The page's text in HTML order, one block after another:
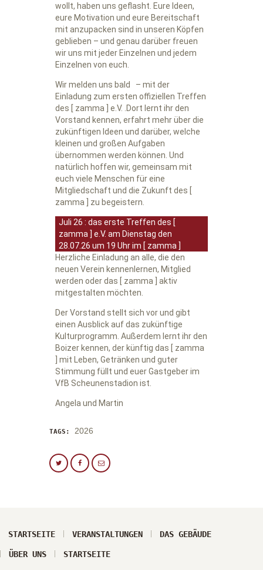
wollt, haben uns geflasht. Eure Ideen,
eure Motivation und eure Bereitschaft
mit anzupacken sind in unseren Köpfen
geblieben – und genau darüber freuen
wir uns mit jeder Einzelnen und jedem
Einzelnen von euch.
Wir melden uns bald – mit der
Einladung zum ersten offiziellen Treffen
des [ zamma ] e.V. .Dort lernt ihr den
Vorstand kennen, erfahrt mehr über die
zukünftigen Ideen und darüber, welche
kleinen und großen Aufgaben
übernommen werden können. Und
natürlich hoffen wir, gemeinsam mit
euch viele Menschen für eine
Mitgliedschaft und die Zukunft des
zamma ]
zu begeistern.
Juli 26 : das erste Treffen des [
zamma ] e.V. am Dienstag den
28.07.26 um 19 Uhr im [ zamma ]
Herzliche Einladung an alle, die den
neuen Verein kennenlernen, Mitglied
werden oder das
[ zamma ]
aktiv
mitgestalten möchten.
Der Vorstand stellt sich vor und gibt
einen Ausblick auf das zukünftige
Kulturprogramm. Außerdem lernt ihr den
Boizer kennen, der künftig das [ zamma
] mit Leben, Getränken und guter
Stimmung füllt und euer Gastgeber im
VfB Scheunenstadion ist.
Angela und Martin
TAGS: 2026
STARTSEITE VERANSTALTUNGEN DAS GEBÄUDE
ÜBER UNS STARTSEITE